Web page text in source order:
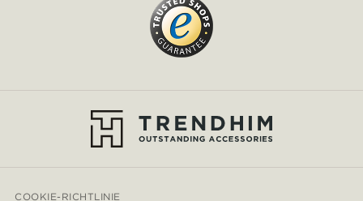
COOKIE-RICHTLINIE